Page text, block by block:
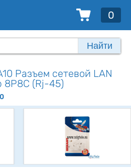
0
Найти
Разъем сетевой LAN
8Р8С (Rj-45)